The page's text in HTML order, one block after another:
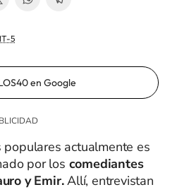
5
en Google
actualmente es
por los comediantes
y Emir.Allí, entrevistan